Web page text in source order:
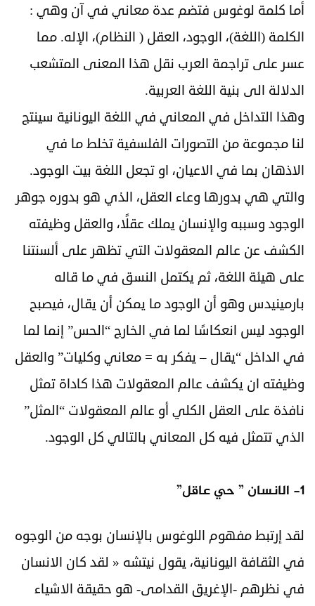
أما كلمة لوغوس فتضم عدة معاني في آن وهي :
الكلمة (اللغة)، الوجود، العقل ( النظام)، الإله. مما
عسر على تراجمة العرب نقل هذا المعنى المتشعب
الدلالة الى بنية اللغة العربية.
وهذا التداخل في المعاني في اللغة اليونانية سينتج
لنا مجموعة من التصورات الفلسفية تخلط ما في
الاذهان بما في الاعيان، او تجعل اللغة بيت الوجود.
والتي هي بدورها وعاء العقل، الذي هو بدوره جوهر
الوجود وسببه والإنسان يملك عقلًا، والعقل وظيفته
الكشف عن عالم المعقولات التي تظهر على ألسنتنا
على هيئة اللغة، ثم يكتمل النسق في ما قاله
بارمينيدس وهو أن الوجود ما يمكن أن يقال، فيصبح
الوجود ليس انعكاسًا لما في الخارج “الحس” إنما لما
في الداخل “يقال – يفكر به = معاني وكليات” والعقل
وظيفته ان يكشف عالم المعقولات هذا كاداة تمثل
نافذة على العقل الكلي أو عالم المعقولات “المثل”
الذي تتمثل فيه كل المعاني بالتالي كل الوجود.
1- الانسان ” حي عاقل”
لقد إرتبط مفهوم اللوغوس بالإنسان بوجه من الوجوه
في الثقافة اليونانية، يقول نيتشه « لقد كان الانسان
في نظرهم -الإغريق القدامى- هو حقيقة الاشياء